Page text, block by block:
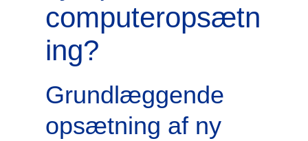
computeropsætn
ing?
Grundlæggende
opsætning af ny